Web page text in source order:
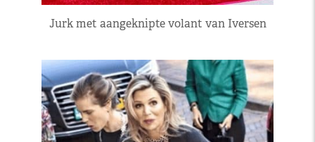
Jurk met aangeknipte volant van Iversen